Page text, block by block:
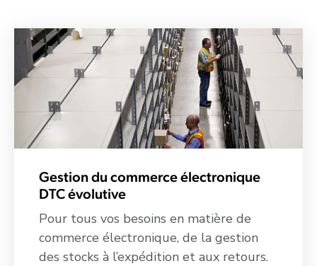
Gestion du commerce électronique
DTC évolutive
Pour tous vos besoins en matière de
commerce électronique, de la gestion
des stocks à l’expédition et aux retours.